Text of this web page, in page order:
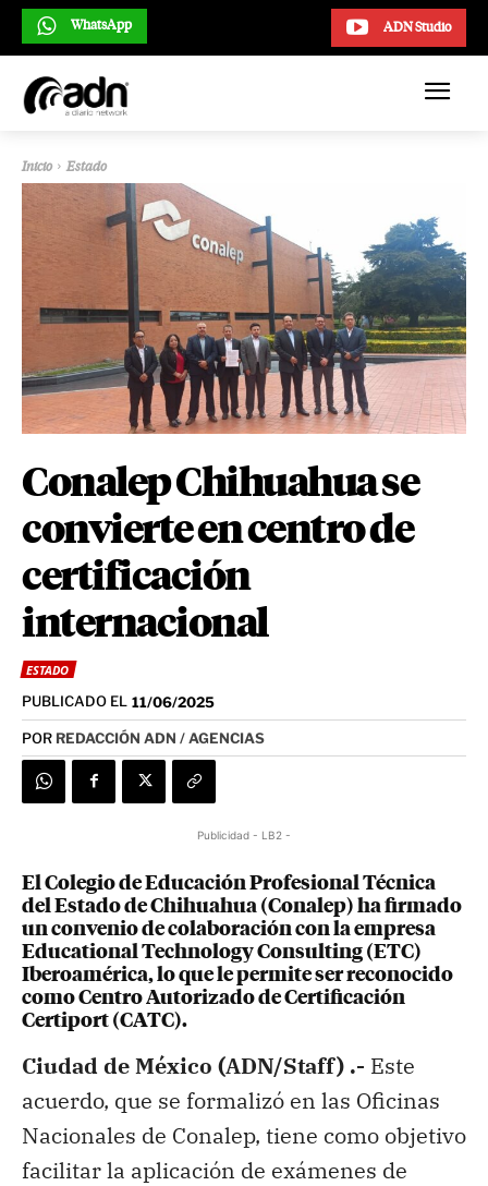
ADN Studio
WhatsApp
Inicio Estado
Conalep Chihuahua se
convierte en centro de
certificación
internacional
ESTADO
PUBLICADO EL 11/06/2025
POR REDACCIÓN ADN / AGENCIAS
Publicidad - LB2 -
El Colegio de Educación Profesional Técnica
del Estado de Chihuahua (Conalep) ha firmado
un convenio de colaboración con la empresa
Educational Technology Consulting (ETC)
Iberoamérica, lo que le permite ser reconocido
como Centro Autorizado de Certificación
Certiport (CATC).
Ciudad de México (ADN/Staff) .- Este
acuerdo, que se formalizó en las Oficinas
Nacionales de Conalep, tiene como objetivo
facilitar la aplicación de exámenes de